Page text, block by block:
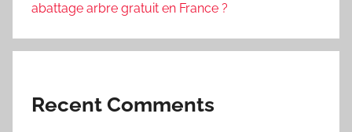
abattage arbre gratuit en France ?
Recent Comments